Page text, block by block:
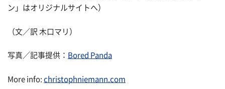
ン」はオリジナルサイトへ）
（文／訳 木口マリ）
写真／記事提供： Bored Panda
More info: christophniemann.com